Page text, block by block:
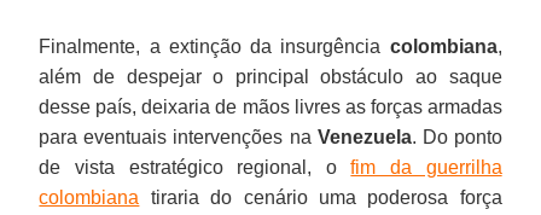
Finalmente, a extinção da insurgência colombiana,
além de despejar o principal obstáculo ao saque
desse país, deixaria de mãos livres as forças armadas
para eventuais intervenções na Venezuela. Do ponto
de vista estratégico regional, ofim da guerrilha
colombiana tiraria do cenário uma poderosa força